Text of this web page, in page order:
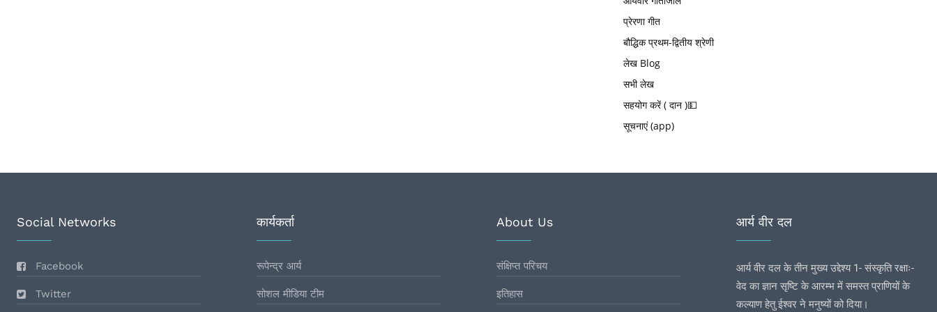
प्रेरणा गीत
बौद्धिक प्रथम-द्वितीय श्रेणी
लेख Blog
सभी लेख
सहयोग करें ( दान )💵
सूचनाएं (app)
Social Networks
Facebook
Twitter
कार्यकर्ता
रूपेन्द्र आर्य
सोशल मीडिया टीम
About Us
संक्षिप्त परिचय
इतिहास
आर्य वीर दल
आर्य वीर दल के तीन मुख्य उद्देश्य 1- संस्कृति रक्षाः-
वेद का ज्ञान सृष्टि के आरम्भ में समस्त प्राणियों के
कल्याण हेतु ईश्वर ने मनुष्यों को दिया।